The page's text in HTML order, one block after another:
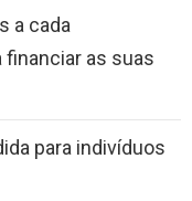
a cada
financiar as suas
para indivíduos